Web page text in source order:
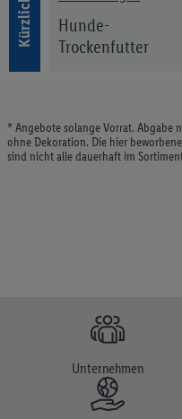
Hunde-
Trockenfutter
* Angebote solange Vorrat. Abgabe
ohne Dekoration. Die hier
sind nicht alle dauerhaft im
Unternehmen
widerrufen, findest du in
Die Impressen findest du hier.